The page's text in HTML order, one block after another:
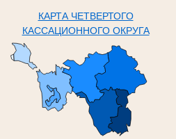
КАРТА ЧЕТВЕРТОГО
КАССАЦИОННОГО ОКРУГА